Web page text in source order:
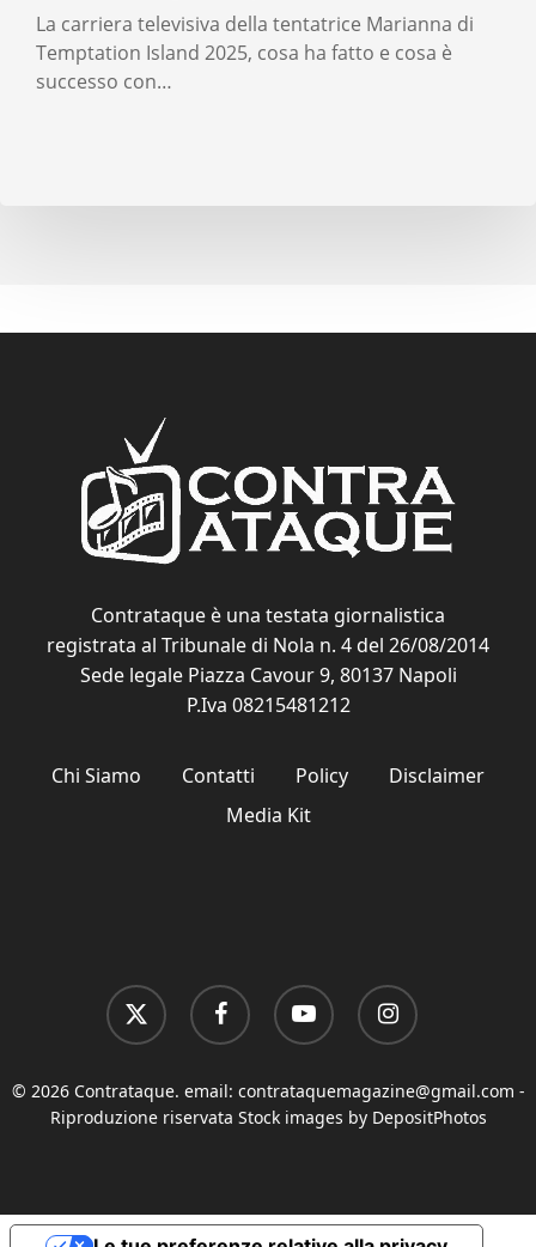
La carriera televisiva della tentatrice Marianna di
Temptation Island 2025, cosa ha fatto e cosa è
successo con…
Contrataque è una testata giornalistica
registrata al Tribunale di Nola n. 4 del 26/08/2014
Sede legale Piazza Cavour 9, 80137 Napoli
P.Iva 08215481212
Chi Siamo Contatti Policy
Disclaimer
Media Kit
x-
twitter
facebook youtube instagram
© 2026 Contrataque. email: contrataquemagazine@gmail.com -
Riproduzione riservata Stock images by DepositPhotos